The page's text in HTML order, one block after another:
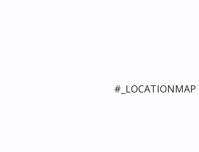
#_LOCATIONMAP